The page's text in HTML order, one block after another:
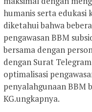
humanis serta edukasi
diketahui bahwa
pengawasan BBM
bersama dengan
dengan Surat
optimalisasi
penyalahgunaan BBM
KG.ungkapnya.